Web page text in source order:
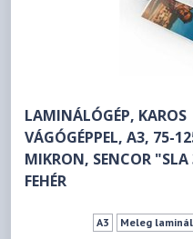
LAMINÁLÓGÉP, KAROS
VÁGÓGÉPPEL, A3, 75-
MIKRON, SENCOR
FEHÉR
A3 Meleg